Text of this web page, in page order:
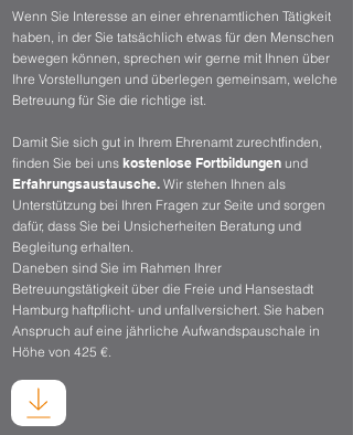
Wenn Sie Interesse an einer ehrenamtlichen Tätigkeit
haben, in der Sie tatsächlich etwas für den Menschen
bewegen können, sprechen wir gerne mit Ihnen über
Ihre Vorstellungen und überlegen gemeinsam, welche
Betreuung für Sie die richtige ist.
Damit Sie sich gut in Ihrem Ehrenamt zurechtfinden,
finden Sie bei uns kostenlose Fortbildungen und
Erfahrungsaustausche. Wir stehen Ihnen als
Unterstützung bei Ihren Fragen zur Seite und sorgen
dafür, dass Sie bei Unsicherheiten Beratung und
Begleitung erhalten.
Daneben sind Sie im Rahmen Ihrer
Betreuungstätigkeit über die Freie und Hansestadt
Hamburg haftpflicht- und unfallversichert. Sie haben
Anspruch auf eine jährliche Aufwandspauschale in
Höhe von 425 €.